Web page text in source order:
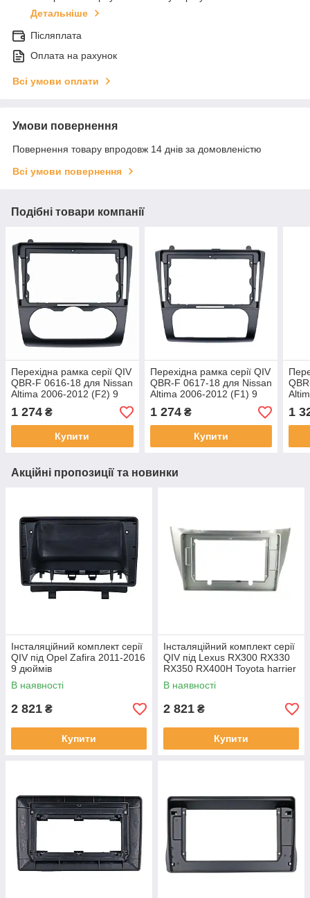
Детальніше
Післяплата
Оплата на рахунок
Всі умови оплати
Умови повернення
Повернення товару впродовж 14 днів за домовленістю
Всі умови повернення
Подібні товари компанії
Перехідна рамка серії QIV
QBR-F 0616-18 для Nissan
Altima 2006-2012 (F2) 9
дюймів
1 274 ₴
Купити
Перехідна рамка серії QIV
QBR-F 0617-18 для Nissan
Altima 2006-2012 (F1) 9
дюймів
1 274₴
Купити
1
Акційні пропозиції та новинки
Інсталяційний комплект серії
QIV під Opel Zafira 2011-2016
9 дюймів
В наявності
2 821 ₴
Купити
Інсталяційний комплект серії
QIV під Lexus RX300 RX330
RX350 RX400H Toyota harrier
2003-2009 (F2) 10 дюймів
В наявності
2 821 ₴
Купити